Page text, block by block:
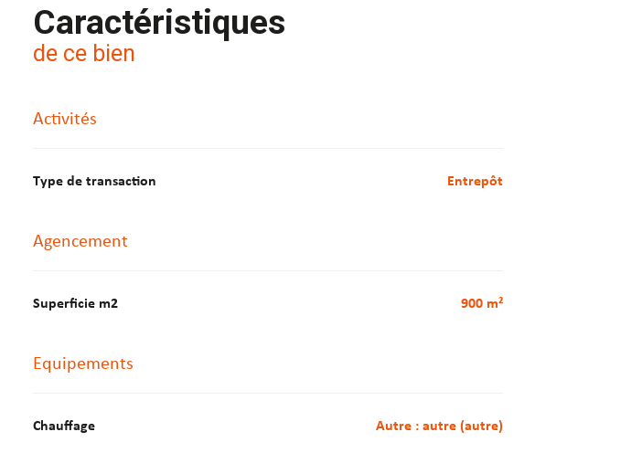
Caractéristiques
de ce bien
Activités
Type de transaction Entrepôt
Agencement
Superficie m2 900 m²
Equipements
Chauffage autre : autre (autre)